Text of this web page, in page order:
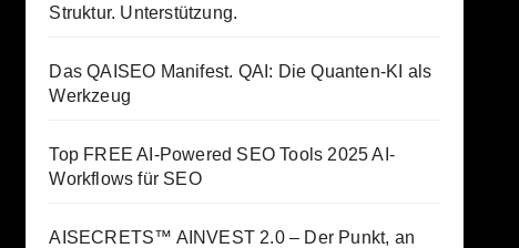
Struktur. Unterstützung.
Das QAISEO Manifest. QAI: Die Quanten-KI als
Werkzeug
Top FREE AI-Powered SEO Tools 2025 AI-
Workflows für SEO
AISECRETS™ AINVEST 2.0 – Der Punkt, an